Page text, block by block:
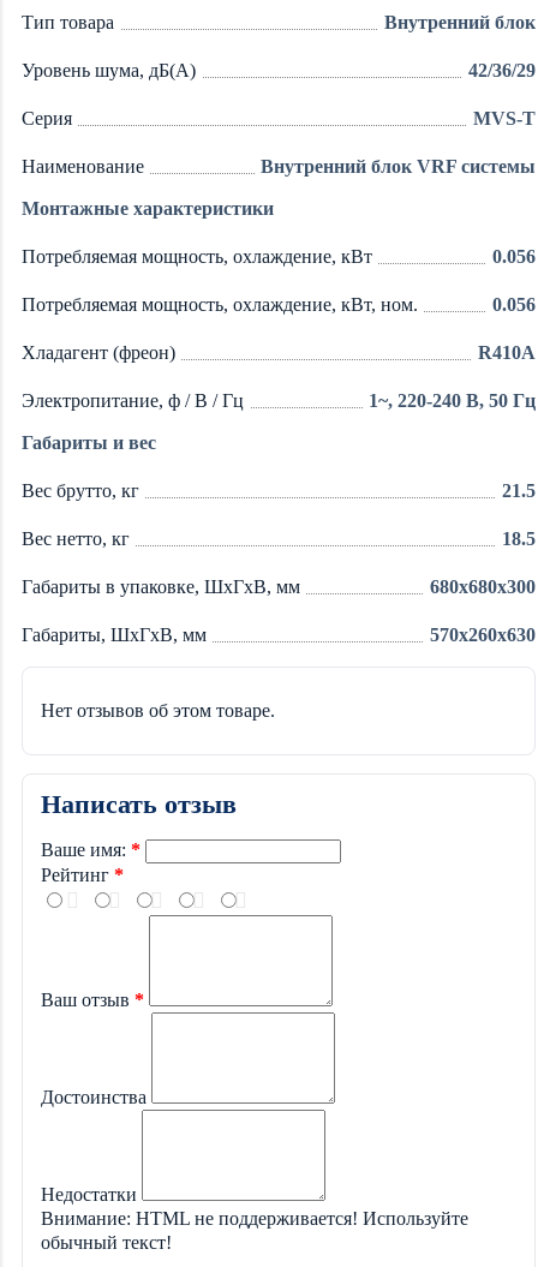
Тип товара Внутренний блок
Уровень шума, дБ(А) 42/36/29
Серия MVS-T
Наименование Внутренний блок VRF системы
Монтажные характеристики
Потребляемая мощность, охлаждение, кВт 0.056
Потребляемая мощность, охлаждение, кВт, ном. 0.056
Хладагент (фреон) R410A
Электропитание, ф / В / Гц 1~, 220-240 В, 50 Гц
Габариты и вес
Вес брутто, кг 21.5
Вес нетто, кг 18.5
Габариты в упаковке, ШхГхВ, мм 680x680x300
Габариты, ШхГхВ, мм 570x260x630
Нет отзывов об этом товаре.
Написать отзыв
Ваше имя:
Рейтинг
Ваш отзыв
Достоинства
Недостатки
Внимание: HTML не поддерживается! Используйте
обычный текст!